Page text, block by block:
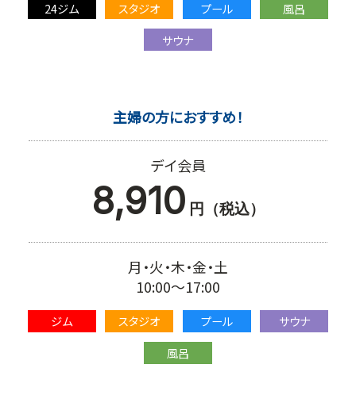
24ジム スタジオ プール
風呂
サウナ
デイ会員
主婦の方におすすめ！
8,910 円（税込）
月・火・木・金・土
10:00～17:00
ジム スタジオ プール
サウナ
風呂